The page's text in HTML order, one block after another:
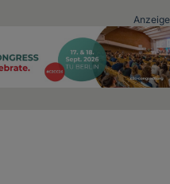
Anzeige